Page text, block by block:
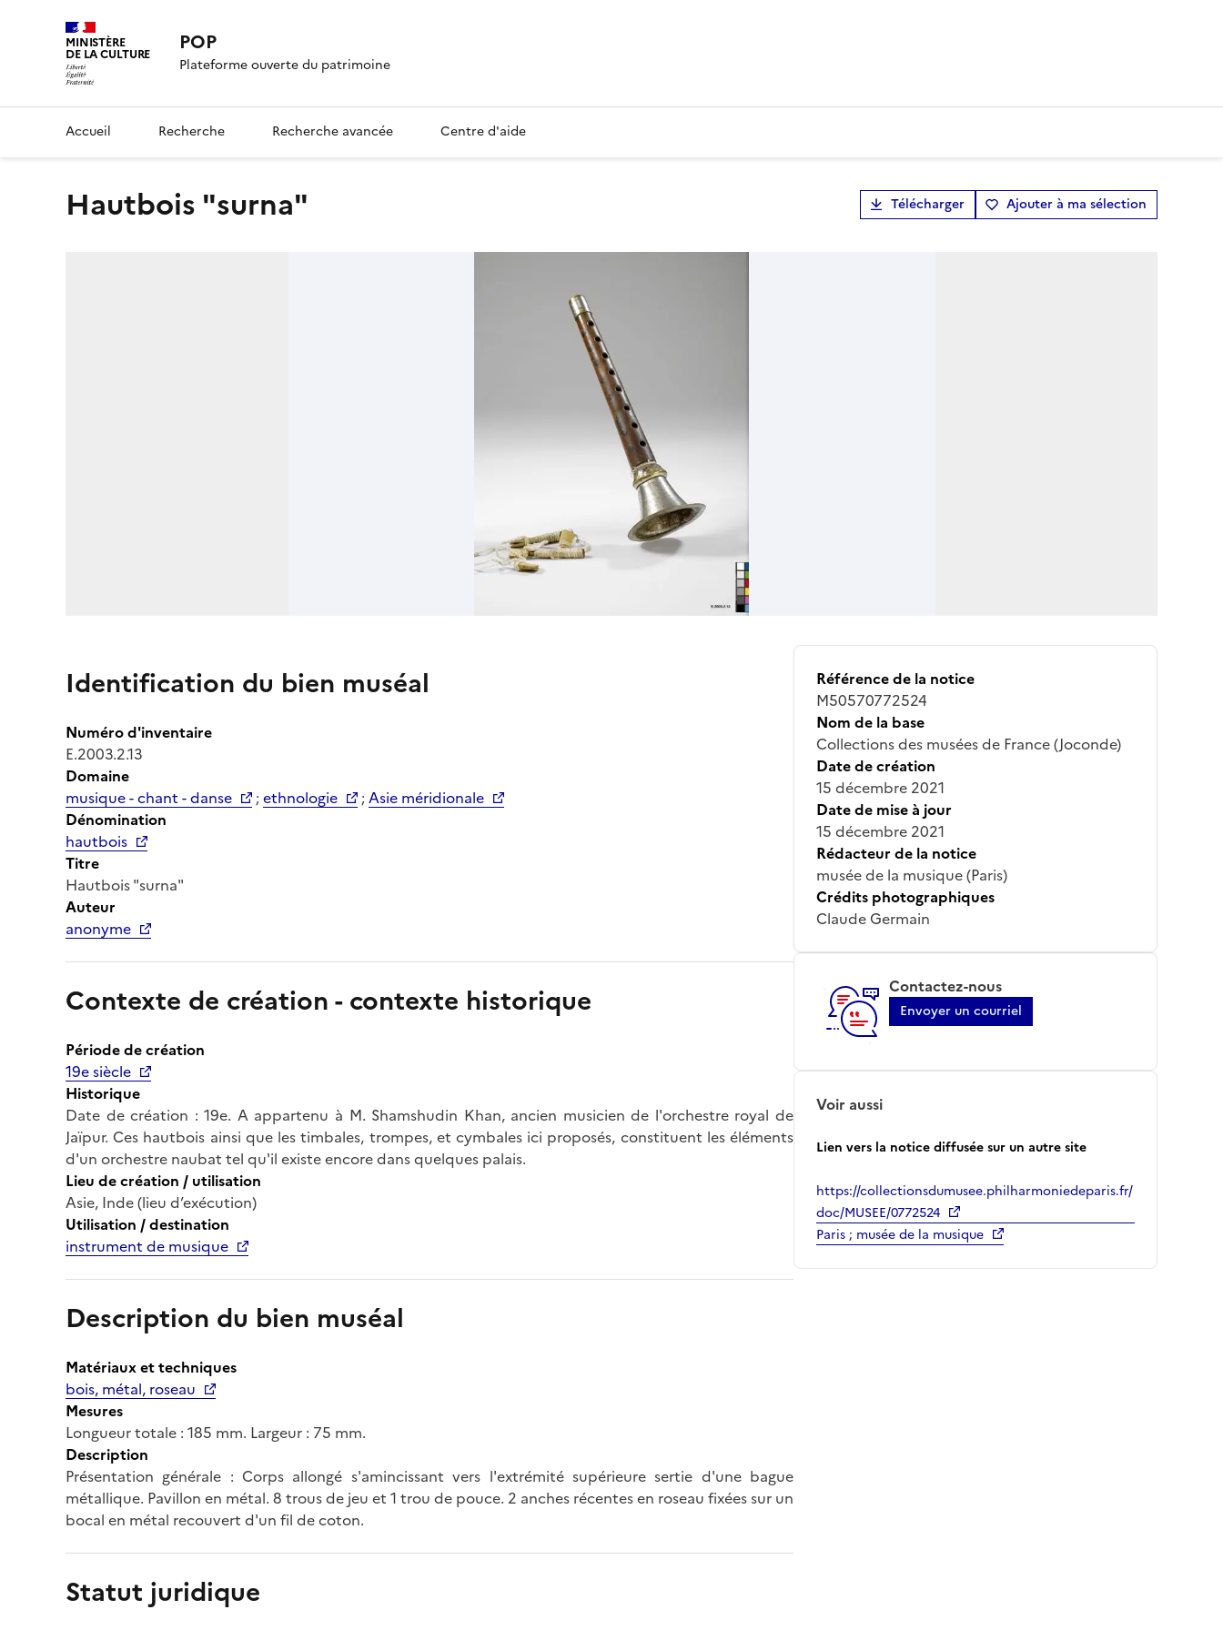
MINISTÈRE
DE LA CULTURE POP
Plateforme ouverte du patrimoine
Accueil Recherche Recherche avancée Centre d'aide
Hautbois "surna" Télécharger Ajouter à ma sélection
Identification du bien muséal
Numéro d'inventaire
E.2003.2.13
Domaine
musique - chant - danse
;ethnologie ;Asie méridionale
Dénomination
hautbois
Titre
Hautbois "surna"
Auteur
anonyme
Contexte de création - contexte historique
Période de création
19e siècle
Historique
Date de création : 19e. A appartenu à M. Shamshudin Khan, ancien musicien de l'orchestre royal de
Jaïpur. Ces hautbois ainsi que les timbales, trompes, et cymbales ici proposés, constituent les éléments
d'un orchestre naubat tel qu'il existe encore dans quelques palais.
Lieu de création / utilisation
Asie, Inde (lieu d’exécution)
Utilisation / destination
instrument de musique
Description du bien muséal
Matériaux et techniques
bois, métal, roseau
Mesures
Longueur totale : 185 mm. Largeur : 75 mm.
Description
Présentation générale : Corps allongé s'amincissant vers l'extrémité supérieure sertie d'une bague
métallique. Pavillon en métal. 8 trous de jeu et 1 trou de pouce. 2 anches récentes en roseau fixées sur un
bocal en métal recouvert d'un fil de coton.
Statut juridique
Référence de la notice
M50570772524
Nom de la base
Collections des musées de France (Joconde)
Date de création
15 décembre 2021
Date de mise à jour
15 décembre 2021
Rédacteur de la notice
musée de la musique (Paris)
Crédits photographiques
Claude Germain
Contactez-nous
Envoyer un courriel
Voir aussi
Lien vers la notice diffusée sur un autre site
https://collectionsdumusee.philharmoniedeparis.fr/
doc/MUSEE/0772524
Paris ; musée de la musique